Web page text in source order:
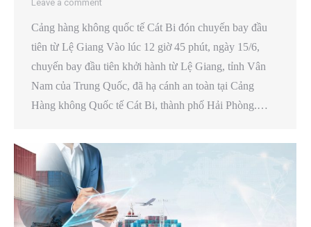
Leave a comment
Cảng hàng không quốc tế Cát Bi đón chuyến bay đầu
tiên từ Lệ Giang Vào lúc 12 giờ 45 phút, ngày 15/6,
chuyến bay đầu tiên khởi hành từ Lệ Giang, tỉnh Vân
Nam của Trung Quốc, đã hạ cánh an toàn tại Cảng
Hàng không Quốc tế Cát Bi, thành phố Hải Phòng.…